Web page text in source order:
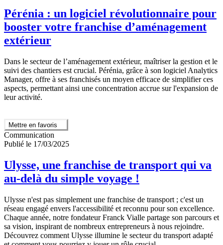
Pérénia : un logiciel révolutionnaire pour
booster votre franchise d’aménagement
extérieur
Dans le secteur de l’aménagement extérieur, maîtriser la gestion et le
suivi des chantiers est crucial. Pérénia, grâce à son logiciel Analytics
Manager, offre à ses franchisés un moyen efficace de simplifier ces
aspects, permettant ainsi une concentration accrue sur l'expansion de
leur activité.
Mettre en favoris
Communication
Publié le 17/03/2025
Ulysse, une franchise de transport qui va
au-delà du simple voyage !
Ulysse n'est pas simplement une franchise de transport ; c'est un
réseau engagé envers l'accessibilité et reconnu pour son excellence.
Chaque année, notre fondateur Franck Vialle partage son parcours et
sa vision, inspirant de nombreux entrepreneurs à nous rejoindre.
Découvrez comment Ulysse illumine le secteur du transport adapté